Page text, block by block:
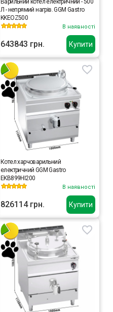
Купити
Варильний котел електричний - 500
Л - непрямий нагрів. GGM Gastro
KKEOZ500
В наявності
643843 грн.
Купити
Котел харчоварильний
електричний GGM Gastro
EKB899HI200
В наявності
826114 грн.